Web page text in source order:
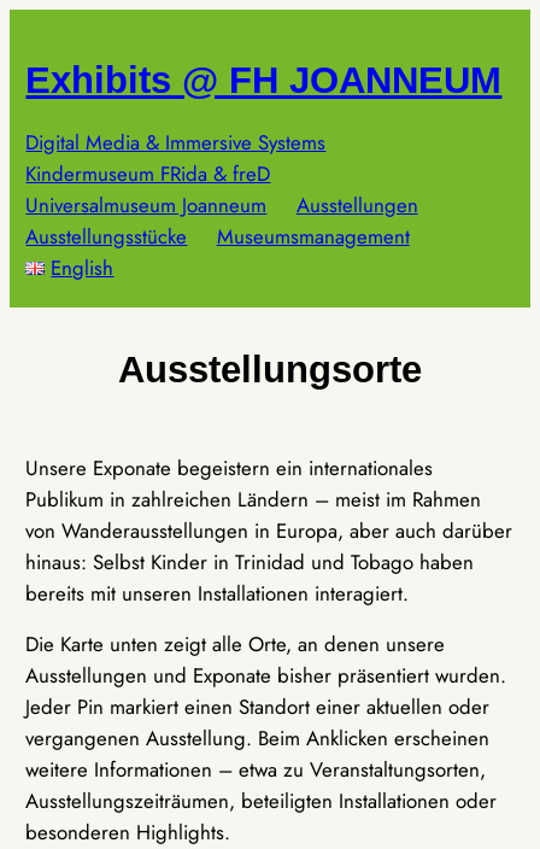
springen
Exhibits @ FH JOANNEUM
Digital Media & Immersive Systems
Kindermuseum FRida & freD
Universalmuseum Joanneum
Ausstellungen
Ausstellungsstücke
Museumsmanagement
English
Ausstellungsorte
Unsere Exponate begeistern ein internationales
Publikum in zahlreichen Ländern – meist im Rahmen
von Wanderausstellungen in Europa, aber auch darüber
hinaus: Selbst Kinder in Trinidad und Tobago haben
bereits mit unseren Installationen interagiert.
Die Karte unten zeigt alle Orte, an denen unsere
Ausstellungen und Exponate bisher präsentiert wurden.
Jeder Pin markiert einen Standort einer aktuellen oder
vergangenen Ausstellung. Beim Anklicken erscheinen
weitere Informationen – etwa zu Veranstaltungsorten,
Ausstellungszeiträumen, beteiligten Installationen oder
besonderen Highlights.